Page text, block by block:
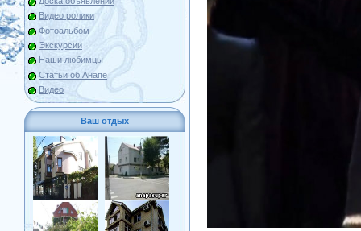
Видео ролики
Фотоальбом
Экскурсии
Наши любимцы
Статьи об Анапе
Видео
Ваш отдых